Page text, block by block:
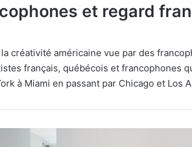
et regard
créativité américaine vue par des
français, québécois et francophones
à Miami en passant par Chicago et Los